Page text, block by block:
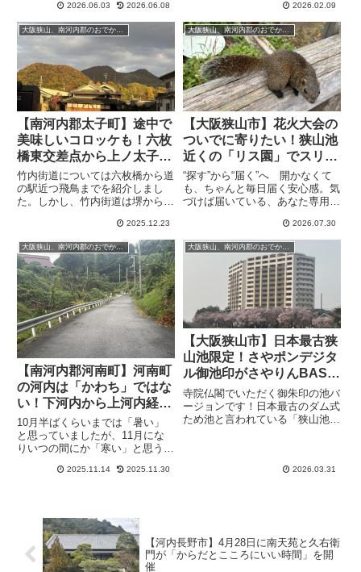
んでくださっている方から「古墳
ではないか調べて欲しい」という
依頼を受けました。そこで、実際
にその場所に行っ...
2026.06.03 2026.06.08
によると、山地の谷筋など湿気の
ある寒冷地を好む広葉樹とのこ
と。確かにトチノキと登山道の間
に湿気がある沢になっています。
2026.02.09
【南河内郡太子町】途中で
美味しいコロッケも！六枚
橋東交差点から上ノ太子駅
まで竹内街道を歩いてみま
した
竹内街道については六枚橋から道
の駅近つ飛鳥までを紹介しまし
た。しかし、竹内街道は堺から松
続いている道。そして太子町内で
も六枚橋までの道沿いにも歴史を
感じたり、美味しいコロッケを販
売しているお店があります。とい
うことで、今回は六枚橋東交差点
から近鉄上ノ太子駅まで、竹内街
道沿いを歩いてみました。
2025.12.23
【大阪狭山市】花火大会の
ついでに寄りたい！狭山池
近くの「リス園」でスリル
満点の餌やり体験
“探す”から“届く”へ 開かなくて
も、ちゃんと毎日届く安心感。気
づけば届いている、あなた専用の
さって、2026年8月1日（土）に
『桜まつりサマーブロッサムナイ
トin狭山池2026』が開催されま
す。「P...
2026.07.30
大阪狭山、南河内郡のおでかけ・散歩記事
【南河内郡河南町】河南町
の河内は「かわち」ではな
い！下河内から上河内経由
東水分まで秋の道を歩いて
みた
10月半ばくらいまでは「暑い」
と思っていましたが、11月にな
りいつの間にか「寒い」と思うよ
時は体を動かすことで寒さを少し
2025.11.14 2025.11.30
【大阪狭山市】日本最古狭
山池限定！さやポンデジタ
ル御池印がさやりんBASE
で手に入ります。
寺院仏閣でいただく御朱印の池バ
ージョンです！日本最古のダム式
ため池と言われている「狭山池」
所はさやりんBase（さやポング
2026.03.31
【河内長野市】4月28日に南天苑と久右衛
門が「からだとこころにいい時間」を開
催